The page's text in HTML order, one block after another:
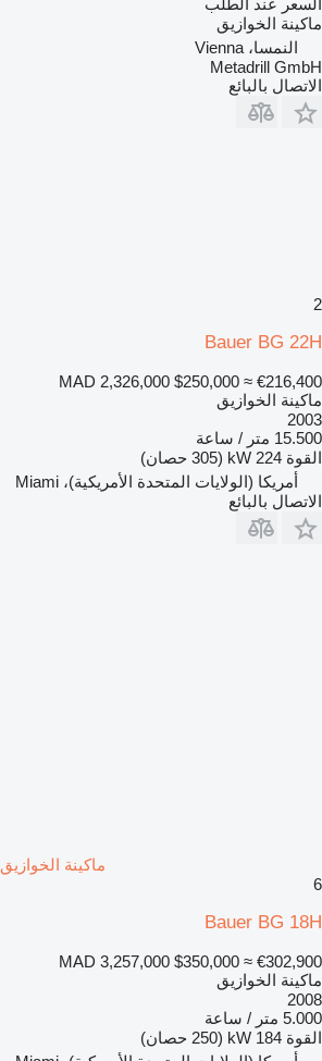
ماكينة الخوازيق
النمسا، Vienna
Metadrill GmbH
الاتصال بالبائع
2
Bauer BG 22H
MAD 2,326,000 $250,000 ≈ €216,400
ماكينة الخوازيق
2003
15.500 متر / ساعة
القوة 224 kW (305 حصان)
أمريكا (الولايات المتحدة الأمريكية)، Miami
الاتصال بالبائع
ماكينة الخوازيق Bauer BG 18H
6
Bauer BG 18H
MAD 3,257,000 $350,000 ≈ €302,900
ماكينة الخوازيق
2008
5.000 متر / ساعة
القوة 184 kW (250 حصان)